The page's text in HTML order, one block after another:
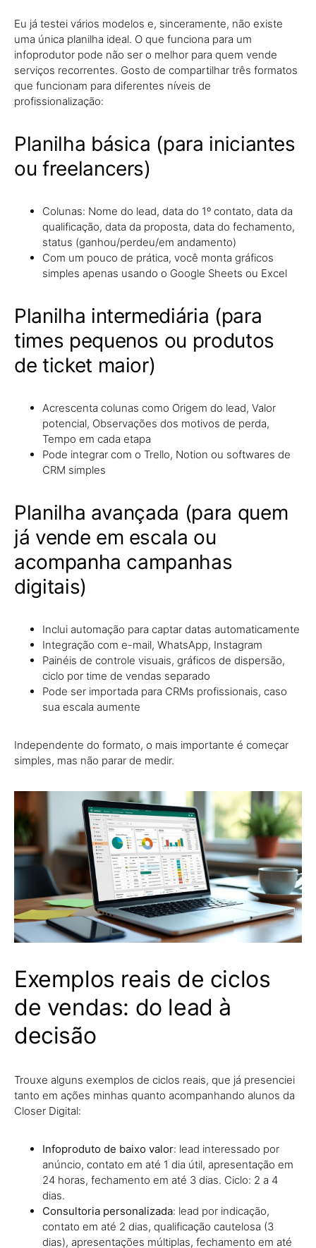
Eu já testei vários modelos e, sinceramente, não existe
uma única planilha ideal. O que funciona para um
infoprodutor pode não ser o melhor para quem vende
serviços recorrentes. Gosto de compartilhar três formatos
que funcionam para diferentes níveis de
profissionalização:
Planilha básica (para iniciantes
ou freelancers)
Colunas: Nome do lead, data do 1º contato, data da
qualificação, data da proposta, data do fechamento,
status (ganhou/perdeu/em andamento)
Com um pouco de prática, você monta gráficos
simples apenas usando o Google Sheets ou Excel
Planilha intermediária (para
times pequenos ou produtos
de ticket maior)
Acrescenta colunas como Origem do lead, Valor
potencial, Observações dos motivos de perda,
Tempo em cada etapa
Pode integrar com o Trello, Notion ou softwares de
CRM simples
Planilha avançada (para quem
já vende em escala ou
acompanha campanhas
digitais)
Inclui automação para captar datas automaticamente
Integração com e-mail, WhatsApp, Instagram
Painéis de controle visuais, gráficos de dispersão,
ciclo por time de vendas separado
Pode ser importada para CRMs profissionais, caso
sua escala aumente
Independente do formato, o mais importante é começar
simples, mas não parar de medir.
Exemplos reais de ciclos
de vendas: do lead à
decisão
Trouxe alguns exemplos de ciclos reais, que já presenciei
tanto em ações minhas quanto acompanhando alunos da
Closer Digital:
Infoproduto de baixo valor: lead interessado por
anúncio, contato em até 1 dia útil, apresentação em
24 horas, fechamento em até 3 dias. Ciclo: 2 a 4
dias.
Consultoria personalizada: lead por indicação,
contato em até 2 dias, qualificação cautelosa (3
dias), apresentações múltiplas, fechamento em até